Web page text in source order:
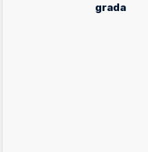
grada